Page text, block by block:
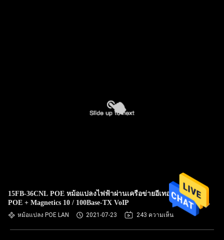
15FB-36CNL POE หม้อแปลงไฟฟ้าผ่านเครือข่ายอีเทอร์เน็ต
POE + Magnetics 10 / 100Base-TX VoIP
หม้อแปลง POE LAN 2021-07-23 243 ความเห็น